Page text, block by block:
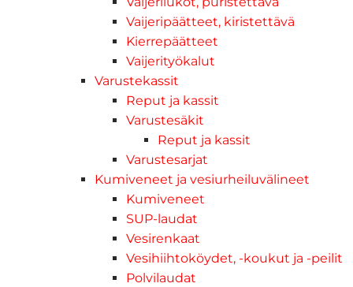
Vaijeripäätteet, kiristettävä
Kierrepäätteet
Vaijerityökalut
Varustekassit
Reput ja kassit
Varustesäkit
Reput ja kassit
Varustesarjat
Kumiveneet ja vesiurheiluvälineet
Kumiveneet
SUP-laudat
Vesirenkaat
Vesihiihtoköydet, -koukut ja -peilit
Polvilaudat